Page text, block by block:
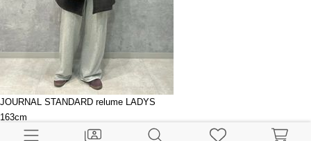
JOURNAL STANDARD relume LADYS
163cm